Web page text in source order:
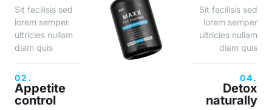
Sit facilisis sed
lorem semper
ultricies nullam
diam quis
02.
Appetite
control
Sit facilisis sed
lorem semper
ultricies nullam
diam quis
04.
Detox
naturally